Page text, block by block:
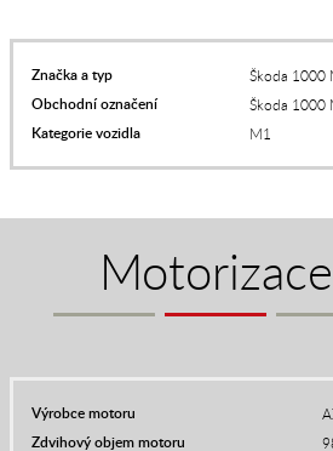
Značka a typ Škoda 1000
Obchodní označení Škoda 1000
Kategorie vozidla M1
Motorizace
Výrobce motoru
Zdvihový objem motoru